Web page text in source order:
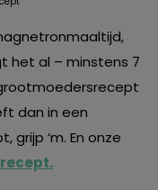
het al – minstens 7
dan in een
grijp ‘m. En onze
recept.